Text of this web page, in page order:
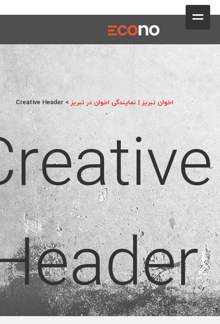
فروشگاه
محصولات
جشنواره فروش ویژه
کاتالوگ
گالری
وبلاگ
تماس با ما
اخوان تبریز | نمایندگی اخوان در تبریز>
Creative Header